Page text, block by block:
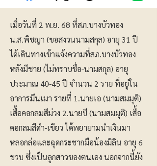
เมื่อวันที่ 2 พ.ย. 68 ที่สภ.บางบัวทอง
น.ส.พิชญา (ขอสงวนนามสกุล) อายุ 31 ปี
ได้เดินทางเข้าแจ้งความที่สภ.บางบัวทอง
หลังมีชาย (ไม่ทราบชื่อ-นามสกุล) อายุ
ประมาณ 40-45 ปี จำนวน 2 ราย ที่อยู่ใน
อาการมึนเมา รายที่ 1.นายเอ (นามสมมุติ)
เสื้อคอกลมสีม่วง 2.นายบี (นามสมมุติ) เสื้อ
คอกลมสีดำ-เขียว ได้พยายามนำเงินมา
หลอกล่อและฉุดกระชากมือน้องมิลิน อายุ 6
ขวบ ซึ่งเป็นลูกสาวของตนเอง นอกจากนี้ยัง